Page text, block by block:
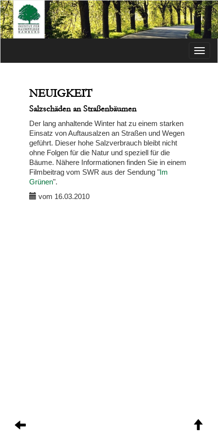
Menü
NEUIGKEIT
Salzschäden an Straßenbäumen
Der lang anhaltende Winter hat zu einem starken
Einsatz von Auftausalzen an Straßen und Wegen
geführt. Dieser hohe Salzverbrauch bleibt nicht
ohne Folgen für die Natur und speziell für die
Bäume. Nähere Informationen finden Sie in einem
Filmbeitrag vom SWR aus der Sendung "Im
Grünen".
vom 16.03.2010